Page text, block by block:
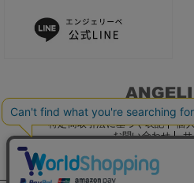
ご利用ガイド 会社概要
特定商取引法に基づく表記
個
お問い合わせ